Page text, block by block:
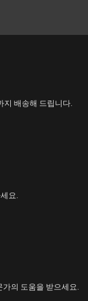
지 배송해 드립니다.
요.
가의 도움을 받으세요.